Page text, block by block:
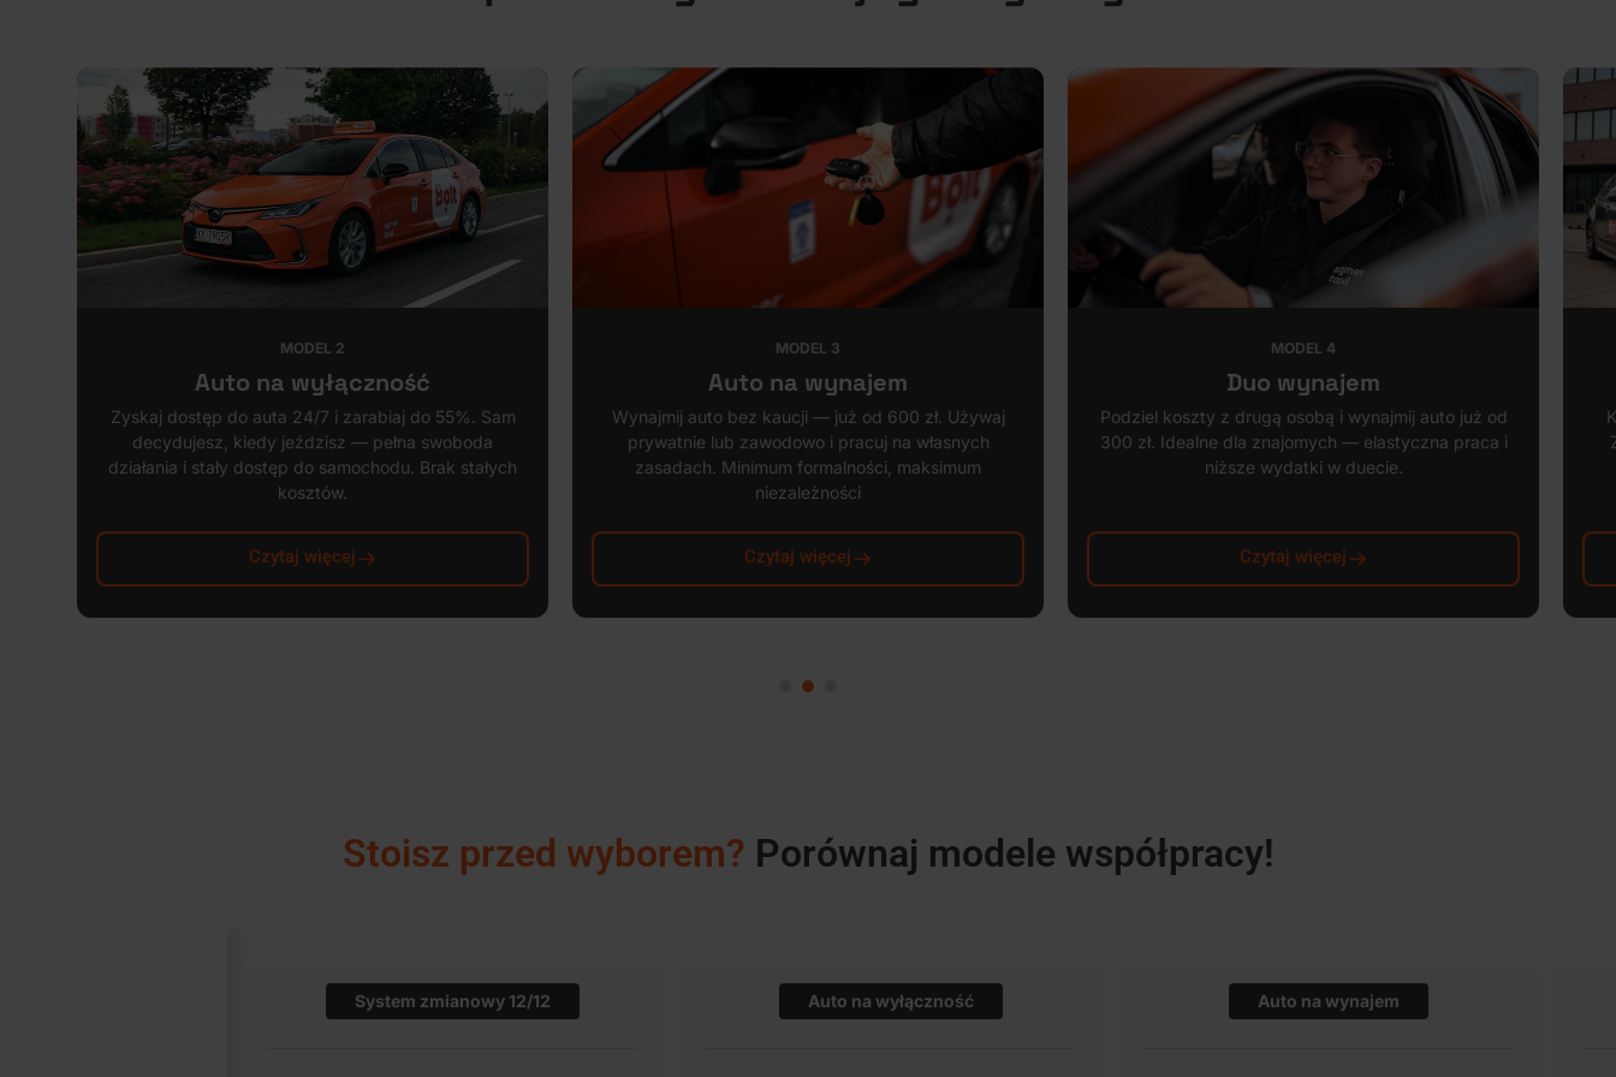
MODEL 2
Auto na wyłączność
Zyskaj dostęp do auta 24/7 i zarabiaj do 55%. Sam
decydujesz, kiedy jeździsz — pełna swoboda
działania i stały dostęp do samochodu. Brak stałych
kosztów.
Czytaj więcej
MODEL 3
Auto na wynajem
Wynajmij auto bez kaucji — już od 600 zł. Używaj
prywatnie lub zawodowo i pracuj na własnych
zasadach. Minimum formalności, maksimum
niezależności
Czytaj więcej
MODEL 4
Duo wynajem
Podziel koszty z drugą osobą i wynajmij auto już od
300 zł. Idealne dla znajomych — elastyczna praca i
niższe wydatki w duecie.
Czytaj więcej
Stoisz przed wyborem? Porównaj modele współpracy!
System zmianowy 12/12 Auto na wyłączność Auto na wynajem